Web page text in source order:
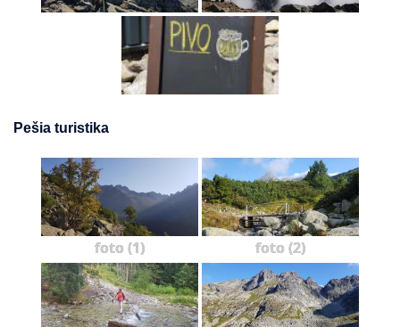
Pešia turistika
foto (1) foto (2)